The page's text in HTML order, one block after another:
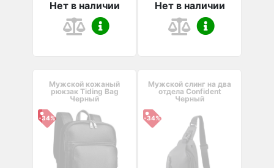
Нет в наличии Нет в наличии
Мужской кожаный
рюкзак Tiding Bag
Черный
-34%
Мужской слинг на два
отдела Confident
Черный
-34%